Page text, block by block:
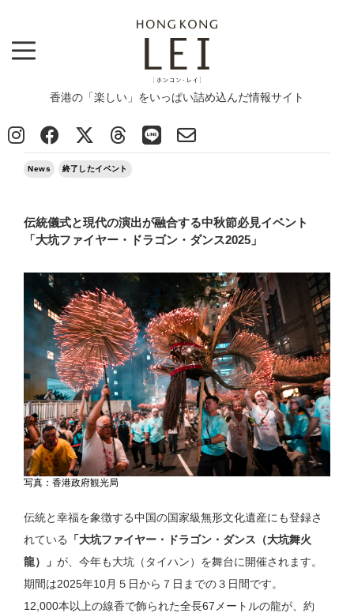
香港の「楽しい」をいっぱい詰め込んだ情報サイト
News
>
2025/10/05
News 終了したイベント
伝統儀式と現代の演出が融合する中秋節必見イベント
「大坑ファイヤー・ドラゴン・ダンス2025」
写真：香港政府観光局
伝統と幸福を象徴する中国の国家級無形文化遺産にも登録さ
れている
「大坑ファイヤー・ドラゴン・ダンス（大坑舞火
龍）」が、今年も大坑（タイハン）を舞台に開催されます。
期間は2025年10月５日から７日までの３日間です。
12,000本以上の線香で飾られた全長67メートルの龍が、約